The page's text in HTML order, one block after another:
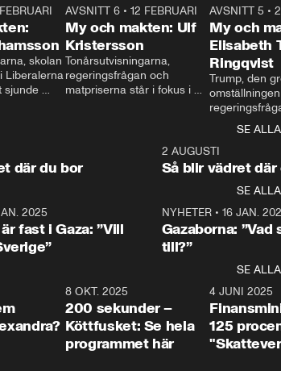
24:30
skolan
Liberalerna
sjunde
27:30
AVSNITT 6 •12 FEBRUARI
My och makten: Ulf
Kristersson
Tonårsutvisningarna,
regeringsfrågan och
matpriserna står i fokus i
Rohwedder ställer
statsminister Ulf Kristersson
AVSNITT 5 •
My och
Elisabeth
Ringqvist
Trump, den
centrum i
avsnittet av
Makten”. Se
Aftonbladets
Rohwedder
Thand Ring
SE ALLA
där du bor
2 AUGUSTI
Så blir vädret där
SE ALLA
2025
fast i Gaza: ”Vill
NYHETER• 16 JAN.
Gazaborna:
till?”
SE ALLA
31:05 4:29
8 OKT. 2025
200 sekunder –
Köttfusket: Se hela
programmet här
4 JUNI 2025
125